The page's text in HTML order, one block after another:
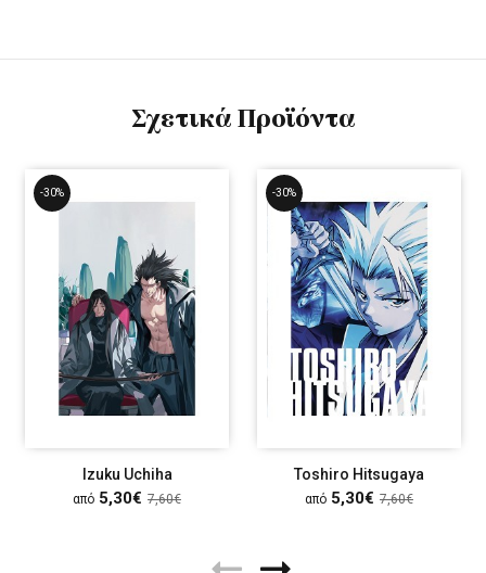
Σχετικά Προϊόντα
-30%
Izuku Uchiha
από 5,30€ 7,60€
-30%
Toshiro Hitsugaya
από 5,30€ 7,60€